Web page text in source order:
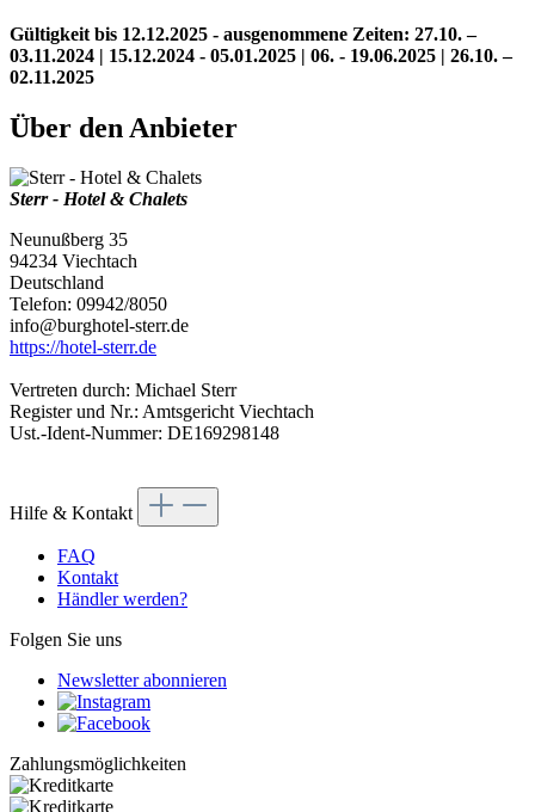
Gültigkeit bis 12.12.2025 - ausgenommene Zeiten: 27.10. –
03.11.2024 | 15.12.2024 - 05.01.2025 | 06. - 19.06.2025 | 26.10. –
02.11.2025
Über den Anbieter
Sterr - Hotel & Chalets
Neunußberg 35
94234 Viechtach
Deutschland
Telefon: 09942/8050
info@burghotel-sterr.de
https://hotel-sterr.de
Vertreten durch: Michael Sterr
Register und Nr.: Amtsgericht Viechtach
Ust.-Ident-Nummer: DE169298148
Hilfe & Kontakt
FAQ
Kontakt
Händler werden?
Folgen Sie uns
Newsletter abonnieren
Zahlungsmöglichkeiten